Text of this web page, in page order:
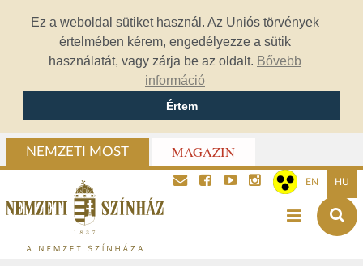
Ez a weboldal sütiket használ. Az Uniós törvények
értelmében kérem, engedélyezze a sütik
használatát, vagy zárja be az oldalt. Bővebb
információ
Értem
NEMZETI MOST MAGAZIN
EN HU